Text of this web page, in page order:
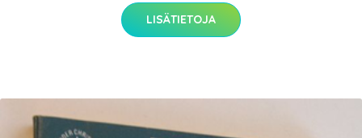
LISÄTIETOJA